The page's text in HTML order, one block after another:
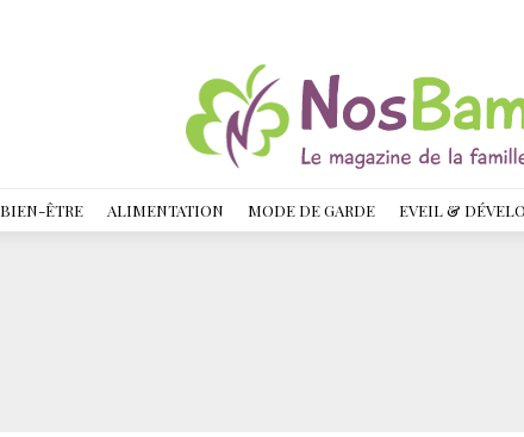
BIEN-ÊTRE ALIMENTATION MODE DE GARDE EVEIL &